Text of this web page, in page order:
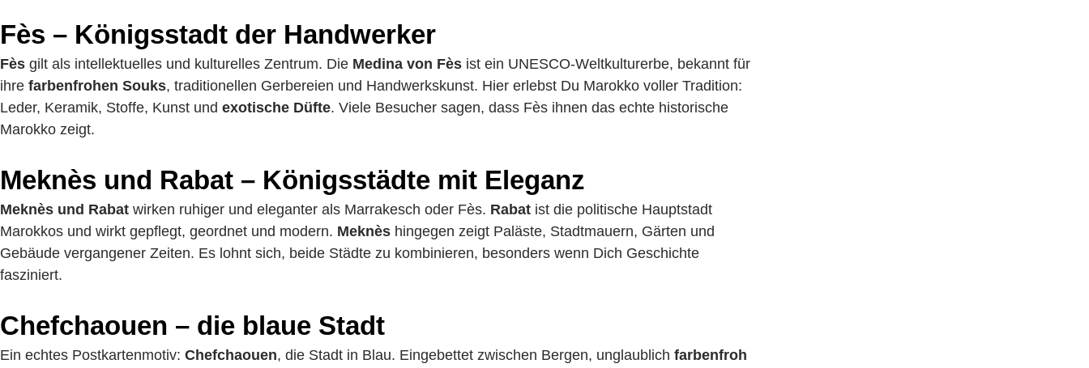
Fès – Königsstadt der Handwerker
Fès gilt als intellektuelles und kulturelles Zentrum. Die Medina von Fès ist ein UNESCO-Weltkulturerbe, bekannt für
ihre farbenfrohen Souks, traditionellen Gerbereien und Handwerkskunst. Hier erlebst Du Marokko voller Tradition:
Leder, Keramik, Stoffe, Kunst und exotische Düfte. Viele Besucher sagen, dass Fès ihnen das echte historische
Marokko zeigt.
Meknès und Rabat – Königsstädte mit Eleganz
Meknès und Rabat wirken ruhiger und eleganter als Marrakesch oder Fès. Rabat ist die politische Hauptstadt
Marokkos und wirkt gepflegt, geordnet und modern. Meknès hingegen zeigt Paläste, Stadtmauern, Gärten und
Gebäude vergangener Zeiten. Es lohnt sich, beide Städte zu kombinieren, besonders wenn Dich Geschichte
fasziniert.
Chefchaouen – die blaue Stadt
Ein echtes Postkartenmotiv: Chefchaouen, die Stadt in Blau. Eingebettet zwischen Bergen, unglaublich farbenfroh